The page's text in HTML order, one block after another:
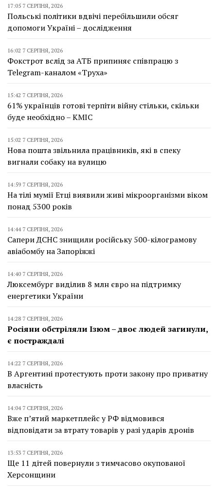
17:05 7 СЕРПНЯ, 2026
Польські політики вдвічі перебільшили обсяг
допомоги Україні – дослідження
16:02 7 СЕРПНЯ, 2026
Фокстрот вслід за АТБ припиняє співпрацю з
Telegram-каналом «Труха»
15:42 7 СЕРПНЯ, 2026
61% українців готові терпіти війну стільки, скільки
буде необхідно – КМІС
15:02 7 СЕРПНЯ, 2026
Нова пошта звільнила працівників, які в спеку
вигнали собаку на вулицю
14:59 7 СЕРПНЯ, 2026
На тілі мумії Етці виявили живі мікроорганізми віком
понад 5300 років
14:44 7 СЕРПНЯ, 2026
Сапери ДСНС знищили російську 500-кілограмову
авіабомбу на Запоріжжі
14:40 7 СЕРПНЯ, 2026
Люксембург виділив 8 млн євро на підтримку
енергетики України
14:28 7 СЕРПНЯ, 2026
Росіяни обстріляли Ізюм – двоє людей загинули,
є постраждалі
14:22 7 СЕРПНЯ, 2026
В Аргентині протестують проти закону про приватну
власність
14:04 7 СЕРПНЯ, 2026
Вже п’ятий маркетплейс у РФ відмовився
відповідати за втрату товарів у разі ударів дронів
13:53 7 СЕРПНЯ, 2026
Ще 11 дітей повернули з тимчасово окупованої
Херсонщини